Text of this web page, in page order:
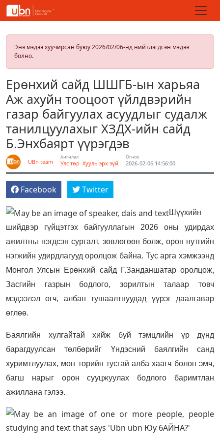
Энэ мэдээ хуучирсан буюу 2026/02/06-нд нийтлэгдсэн мэдээ
болно.
Ерөнхий сайд ШШГБ-ын харьяа
Аж ахуйн тооцоот үйлдвэрийн
газар байгуулах асуудлыг судалж
танилцуулахыг ХЗДХ-ийн сайд
Б.Энхбаярт үүрэгдэв
UBn team
Ангилал
Улс төр Хууль эрх зүй
Огноо
2026-02-06 14:56:00
Facebook Twitter
Шүүхийн
шийдвэр гүйцэтгэх байгууллагын 2026 оны удирдах
ажилтны нэгдсэн сургалт, зөвлөгөөн болж, орон нутгийн
нэгжийн удирдлагууд оролцож байна. Тус арга хэмжээнд
Монгол Улсын Ерөнхий сайд Г.Занданшатар оролцож,
Засгийн газрын бодлого, зорилтын талаар товч
мэдээлэл өгч, албан тушаалтнуудад үүрэг даалгавар
өглөө.
Баялгийн хулгайтай хийж буй тэмцлийн үр дүнд
барагдуулсан төлбөрийг Үндэсний баялгийн санд
хуримтлуулах, мөн төрийн тусгай алба хаагч болон эмч,
багш нарыг орон сууцжуулах бодлого баримтлан
ажиллана гэлээ.